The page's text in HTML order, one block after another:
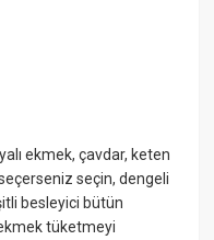
ekmek, çavdar, keten
seçin, dengeli
besleyici bütün
tüketmeyi